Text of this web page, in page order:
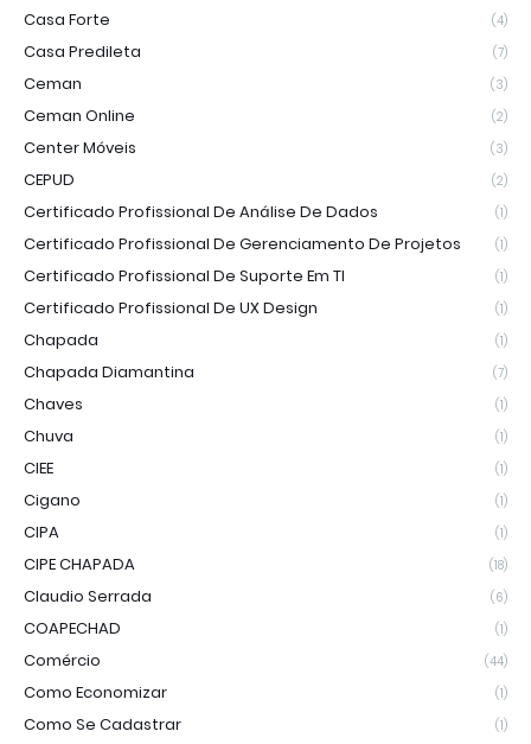
Casa Forte (4)
Casa Predileta (7)
Ceman (3)
Ceman Online (2)
Center Móveis (3)
CEPUD (2)
Certificado Profissional De Análise De Dados (1)
Certificado Profissional De Gerenciamento De Projetos (1)
Certificado Profissional De Suporte Em TI (1)
Certificado Profissional De UX Design (1)
Chapada (1)
Chapada Diamantina (7)
Chaves (1)
Chuva (1)
CIEE (1)
Cigano (1)
CIPA (1)
CIPE CHAPADA (18)
Claudio Serrada (6)
COAPECHAD (1)
Comércio (44)
Como Economizar (1)
Como Se Cadastrar (1)